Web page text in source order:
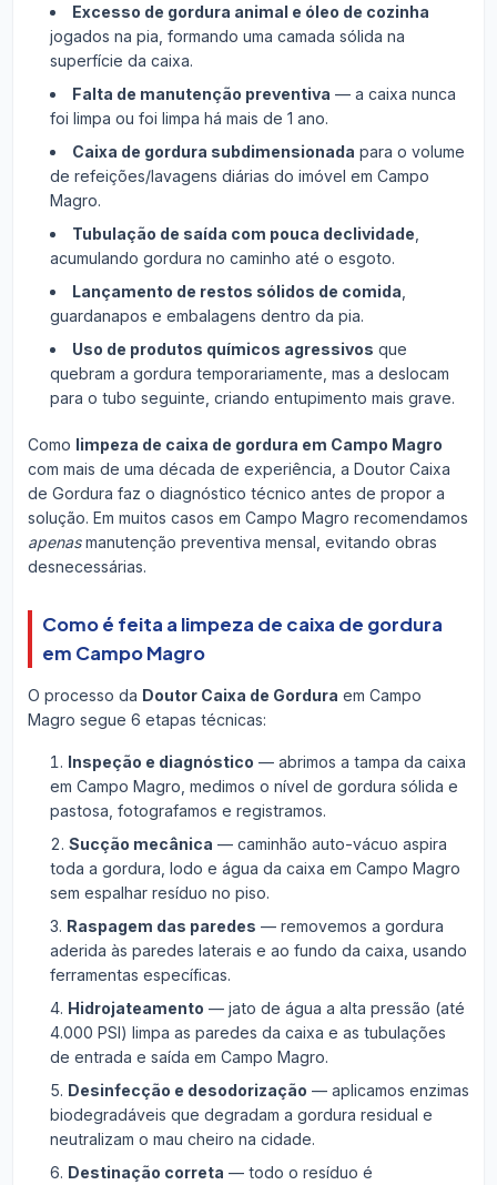
Excesso de gordura animal e óleo de cozinha
jogados na pia, formando uma camada sólida na
superfície da caixa.
Falta de manutenção preventiva — a caixa nunca
foi limpa ou foi limpa há mais de 1 ano.
Caixa de gordura subdimensionada para o volume
de refeições/lavagens diárias do imóvel em Campo
Magro.
Tubulação de saída com pouca declividade
acumulando gordura no caminho até o esgoto.
Lançamento de restos sólidos de comida
guardanapos e embalagens dentro da pia.
Uso de produtos químicos agressivos que
quebram a gordura temporariamente, mas a deslocam
para o tubo seguinte, criando entupimento mais grave.
Como limpeza de caixa de gordura em Campo Magro
com mais de uma década de experiência, a Doutor Caixa
de Gordura faz o diagnóstico técnico antes de propor a
solução. Em muitos casos em Campo Magro recomendamos
apenasmanutenção preventiva mensal, evitando obras
desnecessárias.
Como é feita a limpeza de caixa de gordura
em Campo Magro
O processo da Doutor Caixa de Gordura em Campo
Magro segue 6 etapas técnicas:
Inspeção e diagnóstico — abrimos a tampa da caixa
em Campo Magro, medimos o nível de gordura sólida e
pastosa, fotografamos e registramos.
Sucção mecânica — caminhão auto-vácuo aspira
toda a gordura, lodo e água da caixa em Campo Magro
sem espalhar resíduo no piso.
Raspagem das paredes — removemos a gordura
aderida às paredes laterais e ao fundo da caixa, usando
ferramentas específicas.
Hidrojateamento — jato de água a alta pressão (até
4.000 PSI) limpa as paredes da caixa e as tubulações
de entrada e saída em Campo Magro.
Desinfecção e desodorização — aplicamos enzimas
biodegradáveis que degradam a gordura residual e
neutralizam o mau cheiro na cidade.
Destinação correta — todo o resíduo é